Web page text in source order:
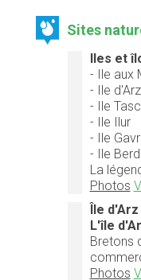
Sites
Iles et
- Ile aux
- Ile d'Arz
- Ile
- Ile Ilur
- Ile
- Ile
La
Photos
Île d'Arz
L'île
Bretons
Photos